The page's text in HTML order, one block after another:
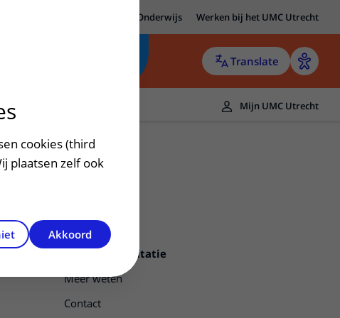
Onderwijs Werken bij het UMC Utrecht
Translate
Mijn UMC Utrecht
Niertransplantatie
Meer weten
Contact
cookies (third
plaatsen zelf ook
Akkoord